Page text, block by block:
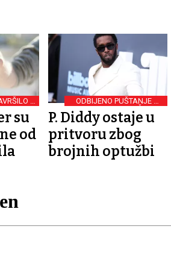
U
PRITVORU
su
od
ODBIJENO PUŠTANJE UZ
JAMČEVINU
P. Diddy ostaje u
pritvoru zbog
brojnih optužbi